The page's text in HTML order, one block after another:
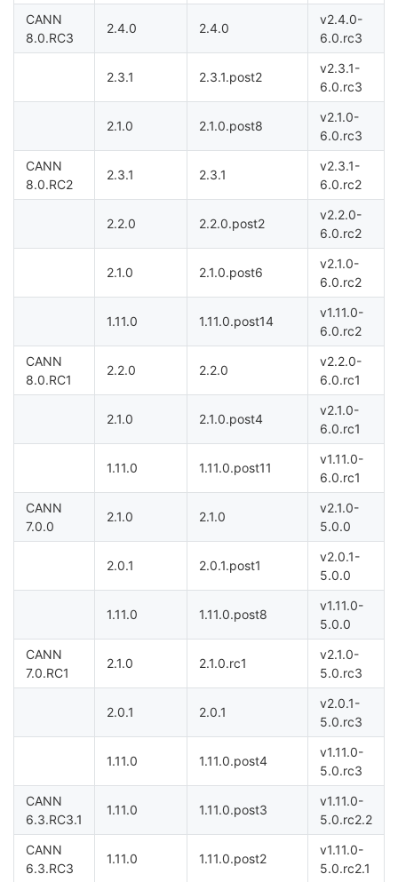
课
程
的
认
我
的
我
藏
术
支
云
声
CANN
8.0.RC3
2.4.0 2.4.0
v2.4.0-
6.0.rc3
2.3.1 2.3.1.post2
v2.3.1-
6.0.rc3
2.1.0 2.1.0.post8
v2.1.0-
6.0.rc3
CANN
8.0.RC2
2.3.1 2.3.1
v2.3.1-
6.0.rc2
2.2.0 2.2.0.post2
v2.2.0-
6.0.rc2
2.1.0 2.1.0.post6
v2.1.0-
6.0.rc2
1.11.0 1.11.0.post14
v1.11.0-
6.0.rc2
CANN
8.0.RC1
2.2.0 2.2.0
v2.2.0-
6.0.rc1
2.1.0 2.1.0.post4
v2.1.0-
6.0.rc1
1.11.0 1.11.0.post11
v1.11.0-
6.0.rc1
CANN
7.0.0
2.1.0 2.1.0
v2.1.0-
5.0.0
2.0.1 2.0.1.post1
v2.0.1-
5.0.0
1.11.0 1.11.0.post8
v1.11.0-
5.0.0
CANN
7.0.RC1
2.1.0 2.1.0.rc1
v2.1.0-
5.0.rc3
2.0.1 2.0.1
v2.0.1-
5.0.rc3
1.11.0 1.11.0.post4
v1.11.0-
5.0.rc3
CANN
6.3.RC3.1
1.11.0 1.11.0.post3
v1.11.0-
5.0.rc2.2
CANN
6.3.RC3
1.11.0 1.11.0.post2
v1.11.0-
5.0.rc2.1